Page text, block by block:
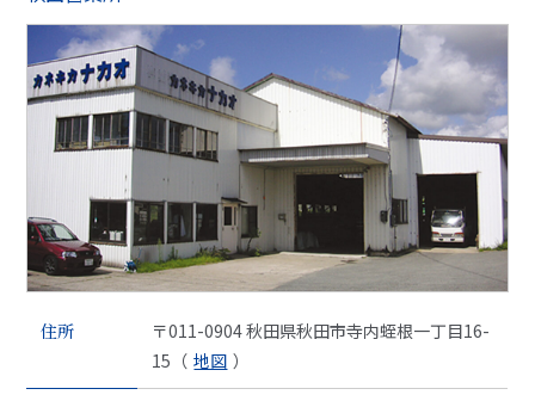
住所
〒011-0904 秋田県秋田市寺内蛭根一丁目16-
15（ 地図 ）